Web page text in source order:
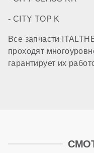
- CITY TOP K
Все запчасти
проходят
гарантирует их